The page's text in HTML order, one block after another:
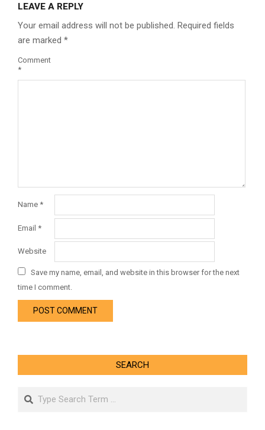
LEAVE A REPLY
Your email address will not be published. Required fields
are marked *
Comment
*
Name *
Email *
Website
Save my name, email, and website in this browser for the next
time I comment.
SEARCH
Search